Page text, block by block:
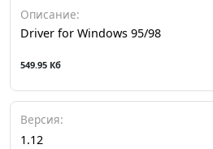
Описание:
Driver for Windows 95/98
549.95 Кб
Версия:
1.12